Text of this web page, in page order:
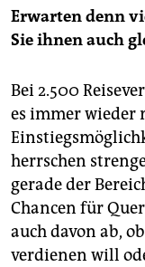
Erwarten denn
Sie ihnen auch
Bei 2.500
es immer wieder
herrschen
gerade der
Chancen für
auch davon ab,
verdienen will